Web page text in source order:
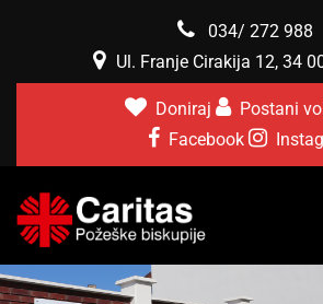
034/ 272 988
Ul. Franje Cirakija 12, 34
Doniraj
Postani
Facebook